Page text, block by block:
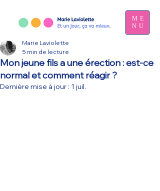
ME
NU
Mon jeune fils a une érection : est-ce
normal et comment réagir ?
Marie Laviolette
5 min de lecture
Dernière mise à jour : 1 juil.